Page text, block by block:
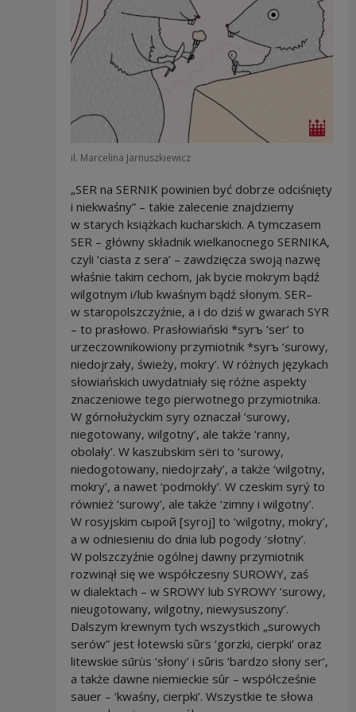
il. Marcelina Jarnuszkiewicz
„SER na SERNIK powinien być dobrze odciśnięty
i niekwaśny” – takie zalecenie znajdziemy
w starych książkach kucharskich. A tymczasem
SER – główny składnik wielkanocnego SERNIKA,
czyli ‘ciasta z sera’ – zawdzięcza swoją nazwę
właśnie takim cechom, jak bycie mokrym bądź
wilgotnym i/lub kwaśnym bądź słonym. SER–
w staropolszczyźnie, a i do dziś w gwarach SYR
– to prasłowo. Prasłowiański *syrъ ‘ser’ to
urzeczownikowiony przymiotnik *syrъ ‘surowy,
niedojrzały, świeży, mokry’. W różnych językach
słowiańskich uwydatniały się różne aspekty
znaczeniowe tego pierwotnego przymiotnika.
W górnołużyckim syry oznaczał ‘surowy,
niegotowany, wilgotny’, ale także ‘ranny,
obolały’. W kaszubskim sёri to ‘surowy,
niedogotowany, niedojrzały’, a także ‘wilgotny,
mokry’, a nawet ‘podmokły’. W czeskim syrý to
również ‘surowy’, ale także ‘zimny i wilgotny’.
W rosyjskim cырой [syroj] to ‘wilgotny, mokry’,
a w odniesieniu do dnia lub pogody ‘słotny’.
W polszczyźnie ogólnej dawny przymiotnik
rozwinął się we współczesny SUROWY, zaś
w dialektach – w SROWY lub SYROWY ‘surowy,
nieugotowany, wilgotny, niewysuszony’.
Dalszym krewnym tych wszystkich „surowych
serów” jest łotewski sũrs ‘gorzki, cierpki’ oraz
litewskie sūrùs ‘słony’ i sṹris ‘bardzo słony ser’,
a także dawne niemieckie sûr – współcześnie
sauer – ‘kwaśny, cierpki’. Wszystkie te słowa